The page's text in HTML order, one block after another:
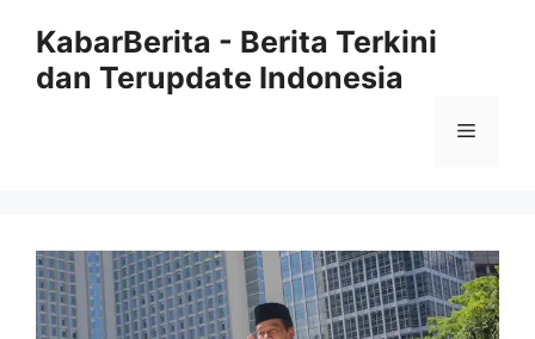
KabarBerita - Berita Terkini
dan Terupdate Indonesia
Menu